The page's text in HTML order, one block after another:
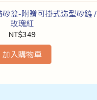
砂盆-附贈可掛式造型砂鏟 /
玫瑰紅
NT$349
加入購物車